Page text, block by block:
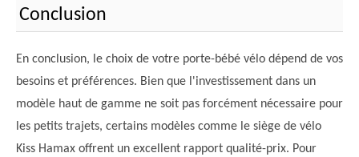
Conclusion
En conclusion, le choix de votre porte-bébé vélo dépend de vos
besoins et préférences. Bien que l'investissement dans un
modèle haut de gamme ne soit pas forcément nécessaire pour
les petits trajets, certains modèles comme le siège de vélo
Kiss Hamax offrent un excellent rapport qualité-prix. Pour